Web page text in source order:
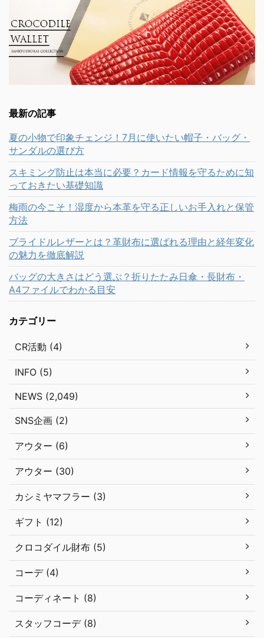
最新の記事
夏の小物で印象チェンジ！7月に使いたい帽子・バッグ・
サンダルの選び方
スキミング防止は本当に必要？カード情報を守るために知
っておきたい基礎知識
梅雨の今こそ！湿度から本革を守る正しいお手入れと保管
方法
ブライドルレザーとは？革財布に選ばれる理由と経年変化
の魅力を徹底解説
バッグの大きさはどう選ぶ？折りたたみ日傘・長財布・
A4ファイルでわかる目安
カテゴリー
CR活動 (4)
INFO (5)
NEWS (2,049)
SNS企画 (2)
アウター (6)
アウター (30)
カシミヤマフラー (3)
ギフト (12)
クロコダイル財布 (5)
コーデ (4)
コーディネート (8)
スタッフコーデ (8)